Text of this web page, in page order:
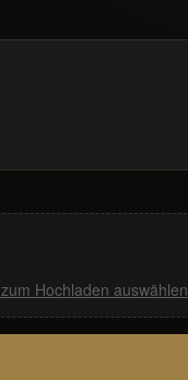
Hochladen auswählen